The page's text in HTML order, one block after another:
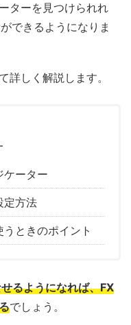
ターを見つけられれ
できるようになりま
詳しく解説します。
ケーター
定方法
ときのポイント
るようになれば、FX
でしょう。